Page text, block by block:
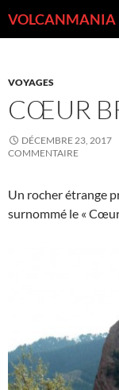
VOYAGES
CŒUR
DÉCEMBRE 23, 2017
COMMENTAIRE
Un rocher étrange
surnommé le «